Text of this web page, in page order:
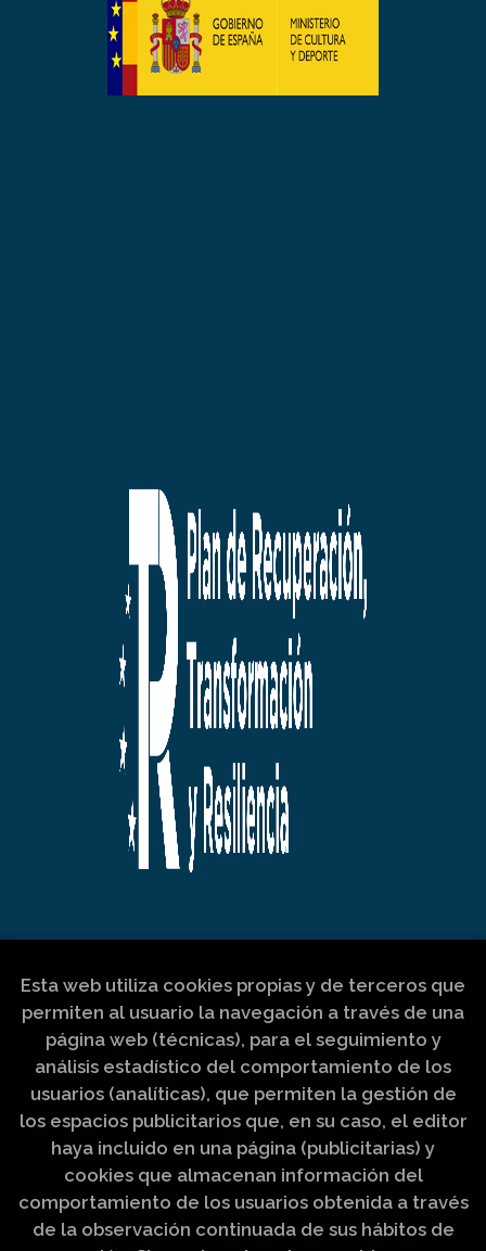
Esta web utiliza cookies propias y de terceros que
permiten al usuario la navegación a través de una
página web (técnicas), para el seguimiento y
análisis estadístico del comportamiento de los
usuarios (analíticas), que permiten la gestión de
los espacios publicitarios que, en su caso, el editor
haya incluido en una página (publicitarias) y
cookies que almacenan información del
comportamiento de los usuarios obtenida a través
de la observación continuada de sus hábitos de